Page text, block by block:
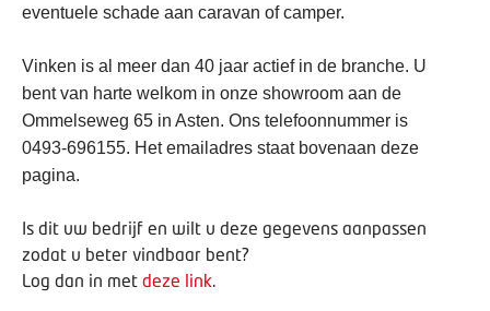
eventuele schade aan caravan of camper.
Vinken is al meer dan 40 jaar actief in de branche. U
bent van harte welkom in onze showroom aan de
Ommelseweg 65 in Asten. Ons telefoonnummer is
0493-696155. Het emailadres staat bovenaan deze
pagina.
Is dit uw bedrijf en wilt u deze gegevens aanpassen
zodat u beter vindbaar bent?
Log dan in met deze link.